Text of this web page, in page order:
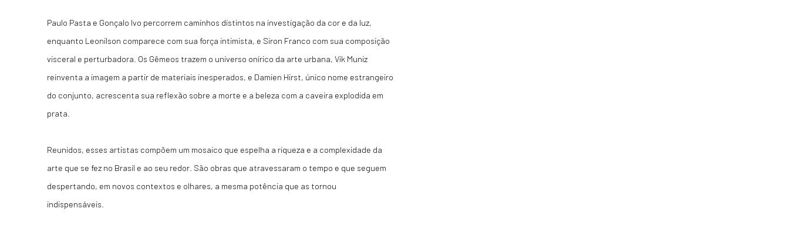
Paulo Pasta e Gonçalo Ivo percorrem caminhos distintos na investigação da cor e da luz,
enquanto Leonilson comparece com sua força intimista, e Siron Franco com sua composição
visceral e perturbadora. Os Gêmeos trazem o universo onírico da arte urbana, Vik Muniz
reinventa a imagem a partir de materiais inesperados, e Damien Hirst, único nome estrangeiro
do conjunto, acrescenta sua reflexão sobre a morte e a beleza com a caveira explodida em
prata.
Reunidos, esses artistas compõem um mosaico que espelha a riqueza e a complexidade da
arte que se fez no Brasil e ao seu redor. São obras que atravessaram o tempo e que seguem
despertando, em novos contextos e olhares, a mesma potência que as tornou
indispensáveis.